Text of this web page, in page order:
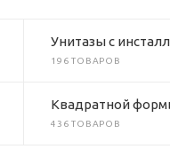
Унитазы с
196 ТОВАРОВ
Квадратной
436 ТОВАРОВ